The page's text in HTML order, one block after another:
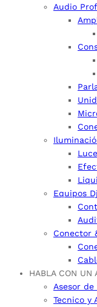
Audio
Equipos Dj
Conector
HABLA CON UN
Asesor
Tecnico y